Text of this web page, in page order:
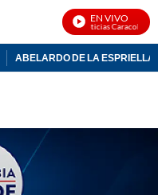
EN VIVO
Noticias Caracol En
ABELARDO DE LA ESPRIELLA